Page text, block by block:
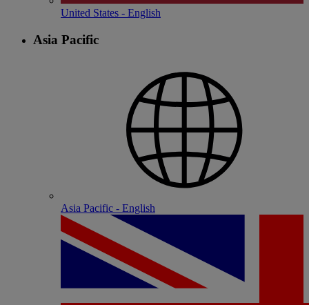
United States - English
Asia Pacific
Asia Pacific - English